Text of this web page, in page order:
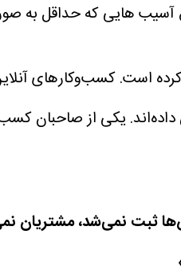
هایی که حداقل به
است. کسب‌وکارهای
یکی از صاحبان
ثبت نمی‌شد، مشتریان